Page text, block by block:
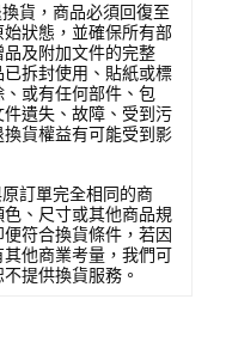
貨，商品必須回復至
狀態，並確保所有部
及附加文件的完整
拆封使用、貼紙或標
或有任何部件、包
遺失、故障、受到污
貨權益有可能受到影
訂單完全相同的商
、尺寸或其他商品規
符合換貨條件，若因
他商業考量，我們可
提供換貨服務。